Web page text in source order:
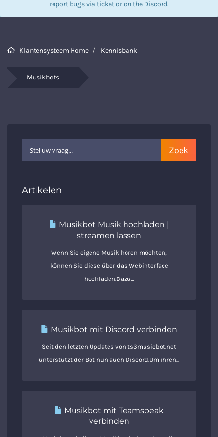
report bugs via ticketor on the Discord.
Klantensysteem Home Kennisbank
Musikbots
Artikelen
Musikbot Musik hochladen |
streamen lassen
Wenn Sie eigene Musik hören möchten,
können Sie diese über das Webinterface
hochladen.Dazu...
Musikbot mit Discord verbinden
Seit den letzten Updates von ts3musicbot.net
unterstützt der Bot nun auch Discord.Um ihren...
Musikbot mit Teamspeak
verbinden